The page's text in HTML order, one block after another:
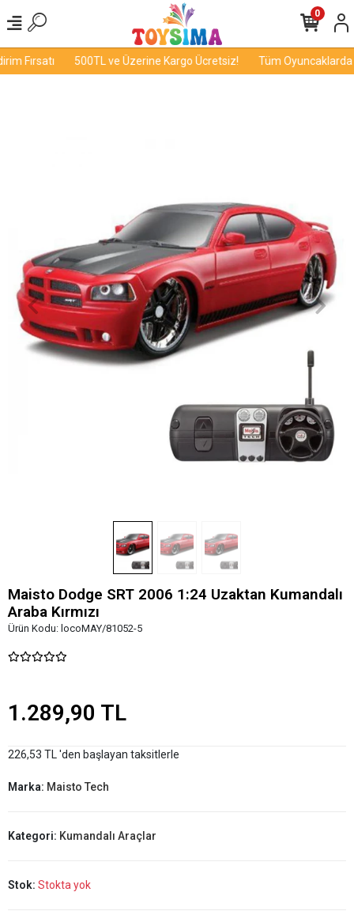
Fırsatı 500TL ve Üzerine Kargo Ücretsiz! Tüm Oyuncaklarda
0
Maisto Dodge SRT 2006 1:24 Uzaktan Kumandalı
Araba Kırmızı
Ürün Kodu: locoMAY/81052-5
1.289,90 TL
226,53 TL 'den başlayan taksitlerle
Marka: Maisto Tech
Kategori: Kumandalı Araçlar
Stok: Stokta yok